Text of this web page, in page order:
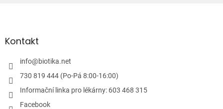
p
i
s
aKontakt
info@biotika.net
730 819 444 (Po-Pá 8:00-16:00)
Informační linka pro lékárny: 603 468 315
Facebook